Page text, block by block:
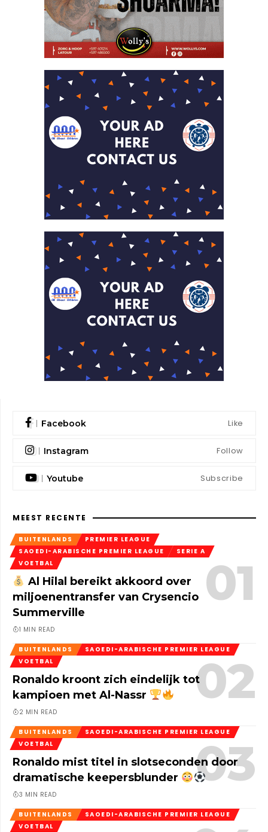
Facebook Like
Instagram Follow
Youtube Subscribe
MEEST RECENTE
BUITENLANDS
PREMIER LEAGUE
SAOEDI-ARABISCHE PREMIER LEAGUE
SERIE A
VOETBAL
Al Hilal bereikt akkoord over
miljoenentransfer van Crysencio
Summerville
1 MIN READ
BUITENLANDS
SAOEDI-ARABISCHE PREMIER LEAGUE
VOETBAL
Ronaldo kroont zich eindelijk tot
kampioen met Al-Nassr
2 MIN READ
BUITENLANDS
SAOEDI-ARABISCHE PREMIER LEAGUE
VOETBAL
Ronaldo mist titel in slotseconden door
dramatische keepersblunder
3 MIN READ
BUITENLANDS
SAOEDI-ARABISCHE PREMIER LEAGUE
VOETBAL